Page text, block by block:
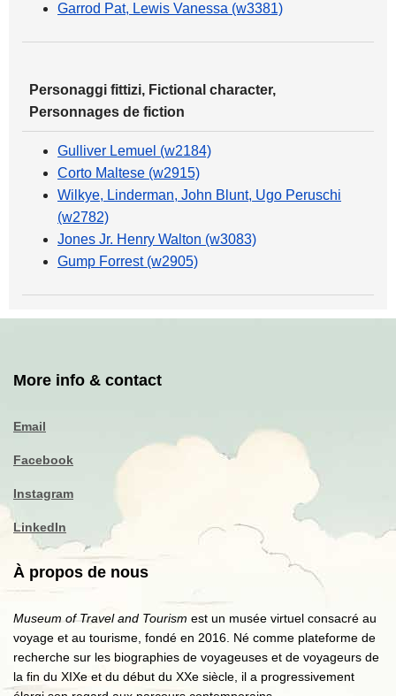
Garrod Pat, Lewis Vanessa (w3381)
Personaggi fittizi, Fictional character,
Personnages de fiction
Gulliver Lemuel (w2184)
Corto Maltese (w2915)
Wilkye, Linderman, John Blunt, Ugo Peruschi
(w2782)
Jones Jr. Henry Walton (w3083)
Gump Forrest (w2905)
More info & contact
Email
Facebook
Instagram
LinkedIn
À propos de nous
Museum of Travel and Tourism est un musée virtuel consacré au
voyage et au tourisme, fondé en 2016. Né comme plateforme de
recherche sur les biographies de voyageuses et de voyageurs de
la fin du XIXe et du début du XXe siècle, il a progressivement